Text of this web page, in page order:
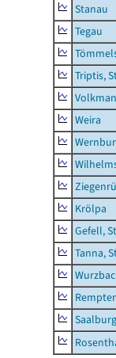
Stanau
Tegau
Triptis,
Weira
Krölpa
Gefell,
Tanna,